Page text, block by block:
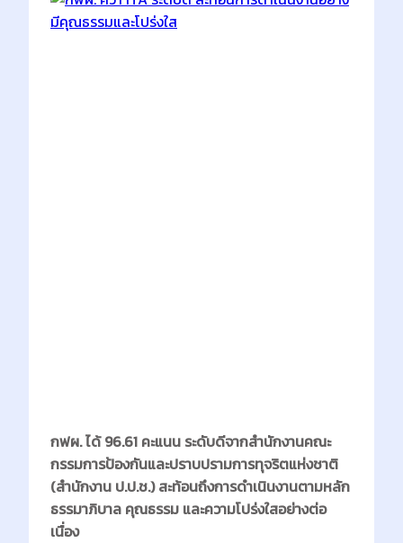
กฟผ. ได้ 96.61 คะแนน ระดับดีจากสำนักงานคณะ
กรรมการป้องกันและปราบปรามการทุจริตแห่งชาติ
(สำนักงาน ป.ป.ช.) สะท้อนถึงการดำเนินงานตามหลัก
ธรรมาภิบาล คุณธรรม และความโปร่งใสอย่างต่อ
เนื่อง